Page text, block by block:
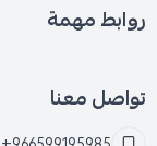
روابط مهمة
تواصل معنا